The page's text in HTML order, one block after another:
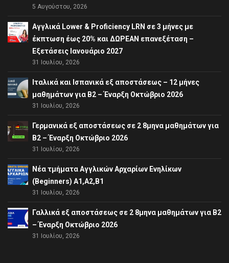
5 Αυγούστου, 2026
Αγγλικά Lower & Proficiency LRN σε 3 μήνες με
έκπτωση έως 20% και ΔΩΡΕΑΝ επανεξέταση –
Εξετάσεις Ιανουάριο 2027
31 Ιουλίου, 2026
Ιταλικά και Ισπανικά εξ αποστάσεως – 12 μήνες
μαθημάτων για B2 – Έναρξη Οκτώβριο 2026
31 Ιουλίου, 2026
Γερμανικά εξ αποστάσεως σε 2 8μηνα μαθημάτων για
Β2 – Έναρξη Οκτώβριο 2026
31 Ιουλίου, 2026
Νέα τμήματα Αγγλικών Αρχαρίων Ενηλίκων
(Beginners) A1,A2,B1
31 Ιουλίου, 2026
Γαλλικά εξ αποστάσεως σε 2 8μηνα μαθημάτων για Β2
– Έναρξη Οκτώβριο 2026
31 Ιουλίου, 2026